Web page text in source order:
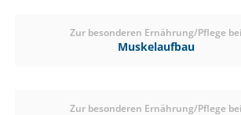
Zur besonderen Ernährung/Pflege bei
Muskelaufbau
Zur besonderen Ernährung/Pflege bei